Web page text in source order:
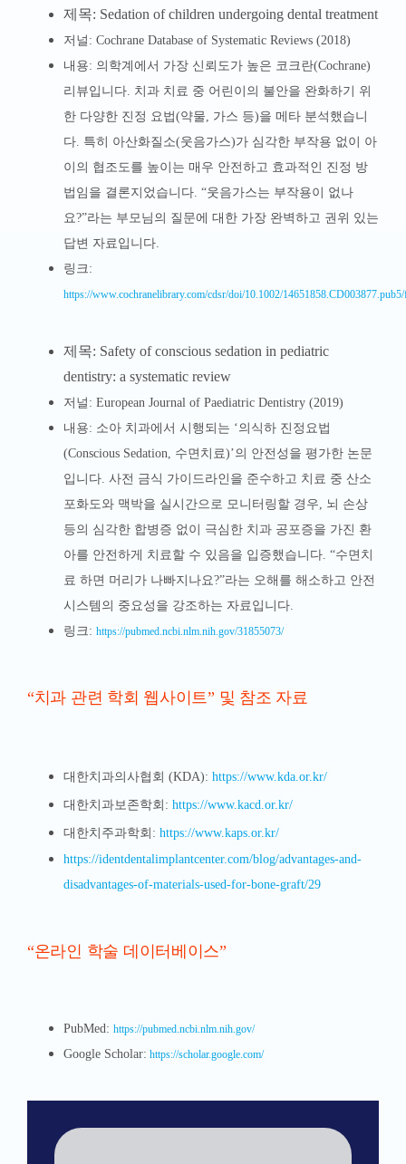
제목: Sedation of children undergoing dental treatment
저널: Cochrane Database of Systematic Reviews (2018)
내용: 의학계에서 가장 신뢰도가 높은 코크란(Cochrane)
리뷰입니다. 치과 치료 중 어린이의 불안을 완화하기 위
한 다양한 진정 요법(약물, 가스 등)을 메타 분석했습니
다. 특히 아산화질소(웃음가스)가 심각한 부작용 없이 아
이의 협조도를 높이는 매우 안전하고 효과적인 진정 방
법임을 결론지었습니다. “웃음가스는 부작용이 없나
요?”라는 부모님의 질문에 대한 가장 완벽하고 권위 있는
답변 자료입니다.
링크:
https://www.cochranelibrary.com/cdsr/doi/10.1002/
제목: Safety of conscious sedation in pediatric
dentistry: a systematic review
저널: European Journal of Paediatric Dentistry (2019)
내용: 소아 치과에서 시행되는 ‘의식하 진정요법
(Conscious Sedation, 수면치료)’의 안전성을 평가한 논문
입니다. 사전 금식 가이드라인을 준수하고 치료 중 산소
포화도와 맥박을 실시간으로 모니터링할 경우, 뇌 손상
등의 심각한 합병증 없이 극심한 치과 공포증을 가진 환
아를 안전하게 치료할 수 있음을 입증했습니다. “수면치
료 하면 머리가 나빠지나요?”라는 오해를 해소하고 안전
시스템의 중요성을 강조하는 자료입니다.
링크: https://pubmed.ncbi.nlm.nih.gov/31855073/
“치과 관련 학회 웹사이트” 및 참조 자료
대한치과의사협회 (KDA): https://www.kda.or.kr/
대한치과보존학회: https://www.kacd.or.kr/
대한치주과학회: https://www.kaps.or.kr/
https://identdentalimplantcenter.com/blog/advantages-and-
disadvantages-of-materials-used-for-bone-graft/29
“온라인 학술 데이터베이스”
PubMed: https://pubmed.ncbi.nlm.nih.gov/
Google Scholar: https://scholar.google.com/